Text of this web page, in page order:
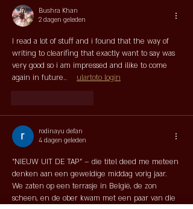
Bushra Khan
2 dagen geleden
I read a lot of stuff and i found that the way of
writing to clearifing that exactly want to say was
very good so i am impressed and ilike to come
again in future.. ulartoto login
rodinayu defan
4 dagen geleden
"NIEUW UIT DE TAP" – die titel deed me meteen
denken aan een geweldige middag vorig jaar.
We zaten op een terrasje in België, de zon
scheen, en de ober kwam met een paar van die